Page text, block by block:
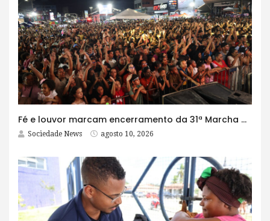
Fé e louvor marcam encerramento da 31ª Marcha para Jesus em Feira de Santana
Sociedade News agosto 10, 2026